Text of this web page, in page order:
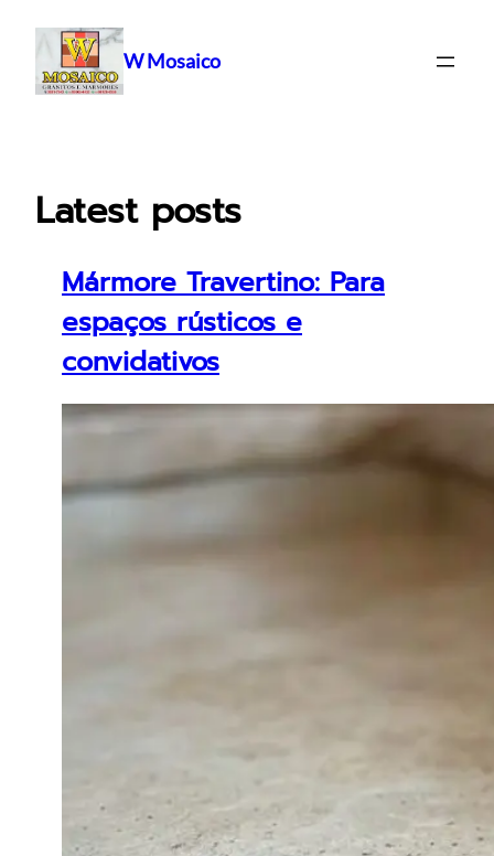
conteúdo
W Mosaico
Latest posts
Mármore Travertino: Para
espaços rústicos e
convidativos